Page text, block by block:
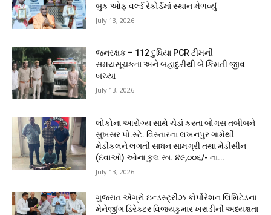
બુક ઓફ વર્લ્ડ રેકોર્ડમાં સ્થાન મેળવ્યું
July 13, 2026
જનરક્ષક – 112 દુધિયા PCR ટીમની
સમયસૂચકતા અને બહાદુરીથી બે કિંમતી જીવ
બચ્યા
July 13, 2026
લોકોના આરોગ્ય સાથે ચેડાં કરતા બોગસ તબીબને
સુખસર પો.સ્ટે. વિસ્તારના લખનપુર ગામેથી
મેડીકલને લગતી સાધન સામગ્રી તથા મેડીસીન
(દવાઓ) ઓના કુલ રૂા. ૪૯,૦૦૬/- ના...
July 13, 2026
ગુજરાત એગ્રો ઇન્ડસ્ટ્રીઝ કોર્પોરેશન લિમિટેડના
મેનેજીંગ ડિરેક્ટર વિજયકુમાર ખરાડીની અધ્યક્ષતા